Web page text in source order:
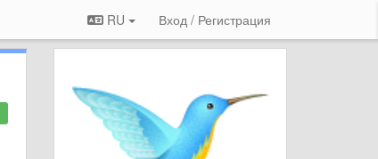
RU Вход / Регистрация